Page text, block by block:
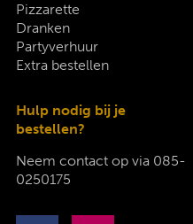
Pizzarette
Dranken
Partyverhuur
Extra bestellen
Hulp nodig bij je
bestellen?
Neem contact op via 085-
0250175